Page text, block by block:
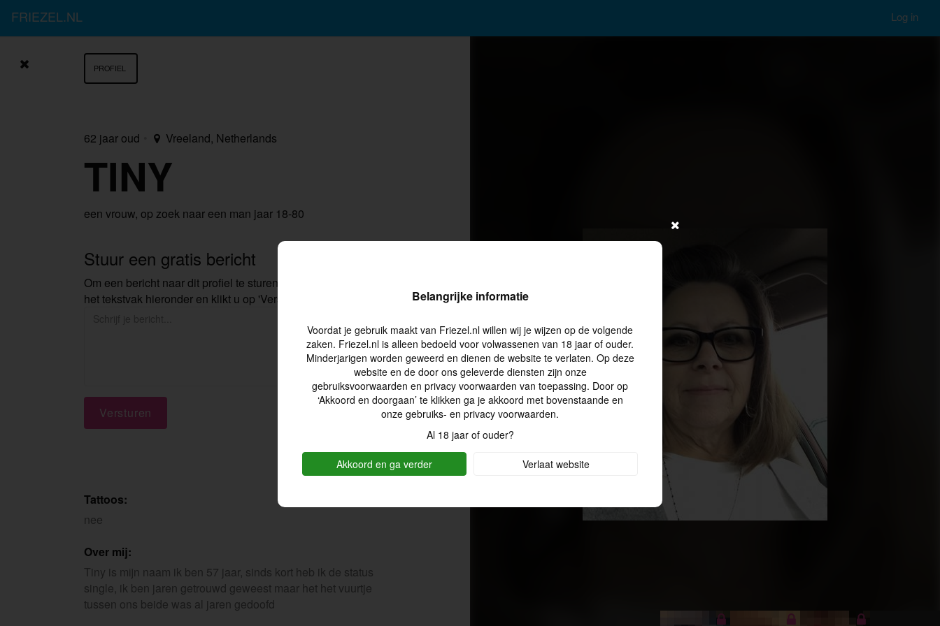
FRIEZEL.NL Log in
PROFIEL
62 jaar oud Vreeland, Netherlands
TINY
een vrouw, op zoek naar een man jaar 18-80
Stuur een gratis bericht
Om een ​​bericht naar dit profiel te sturen, typt u uw bericht in
het tekstvak hieronder en klikt u op 'Versturen'.
Versturen
Tattoos:
nee
Over mij:
Tiny is mijn naam ik ben 57 jaar, sinds kort heb ik de status
single, ik ben jaren getrouwd geweest maar het het vuurtje
tussen ons beide was al jaren gedoofd
Belangrijke informatie
Voordat je gebruik maakt van Friezel.nl willen wij je wijzen op de volgende
zaken. Friezel.nl is alleen bedoeld voor volwassenen van 18 jaar of ouder.
Minderjarigen worden geweerd en dienen de website te verlaten. Op deze
website en de door ons geleverde diensten zijn onze
gebruiksvoorwaarden en privacy voorwaarden van toepassing. Door op
‘Akkoord en doorgaan’ te klikken ga je akkoord met bovenstaande en
onze gebruiks- en privacy voorwaarden.
Al 18 jaar of ouder?
Akkoord en ga verder Verlaat website